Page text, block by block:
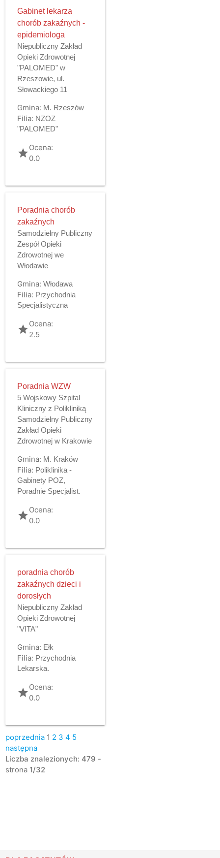
Gabinet lekarza
chorób zakaźnych -
epidemiologa
Niepubliczny Zakład
Opieki Zdrowotnej
"PALOMED" w
Rzeszowie, ul.
Słowackiego 11
Gmina: M. Rzeszów
Filia: NZOZ
"PALOMED"
gradeOcena:
0.0
Poradnia chorób
zakaźnych
Samodzielny Publiczny
Zespół Opieki
Zdrowotnej we
Włodawie
Gmina: Włodawa
Filia: Przychodnia
Specjalistyczna
gradeOcena:
2.5
Poradnia WZW
5 Wojskowy Szpital
Kliniczny z Polikliniką
Samodzielny Publiczny
Zakład Opieki
Zdrowotnej w Krakowie
Gmina: M. Kraków
Filia: Poliklinika -
Gabinety POZ,
Poradnie Specjalist.
gradeOcena:
0.0
poradnia chorób
zakaźnych dzieci i
dorosłych
Niepubliczny Zakład
Opieki Zdrowotnej
"VITA"
Gmina: Ełk
Filia: Przychodnia
Lekarska.
gradeOcena:
0.0
poprzednia 1 2 3 4 5
następna
Liczba znalezionych: 479 -
strona 1/32